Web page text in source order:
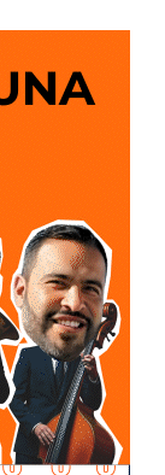
será
ese punto:
ahí.
definirá si
tenido